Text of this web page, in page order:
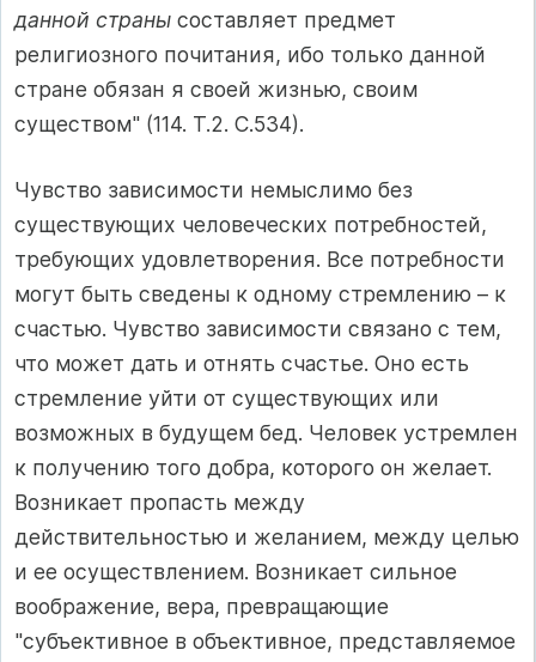
данной страны составляет предмет
религиозного почитания, ибо только данной
стране обязан я своей жизнью, своим
существом" (114. Т.2. С.534).
Чувство зависимости немыслимо без
существующих человеческих потребностей,
требующих удовлетворения. Все потребности
могут быть сведены к одному стремлению – к
счастью. Чувство зависимости связано с тем,
что может дать и отнять счастье. Оно есть
стремление уйти от существующих или
возможных в будущем бед. Человек устремлен
к получению того добра, которого он желает.
Возникает пропасть между
действительностью и желанием, между целью
и ее осуществлением. Возникает сильное
воображение, вера, превращающие
"субъективное в объективное, представляемое